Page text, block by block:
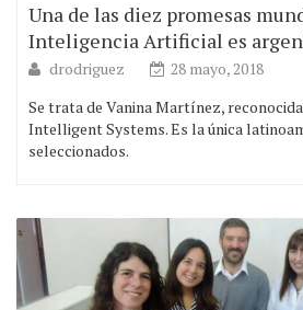
Una de las diez promesas
Inteligencia Artificial es
drodriguez
28 mayo, 2018
Se trata de Vanina Martínez,
Intelligent Systems. Es la única
seleccionados.